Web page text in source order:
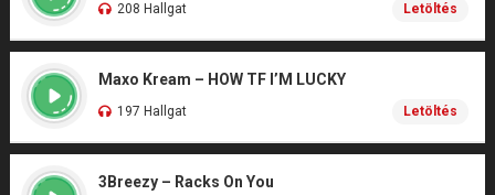
208 Hallgat Letöltés
Maxo Kream – HOW TF I’M LUCKY
197 Hallgat Letöltés
3Breezy – Racks On You